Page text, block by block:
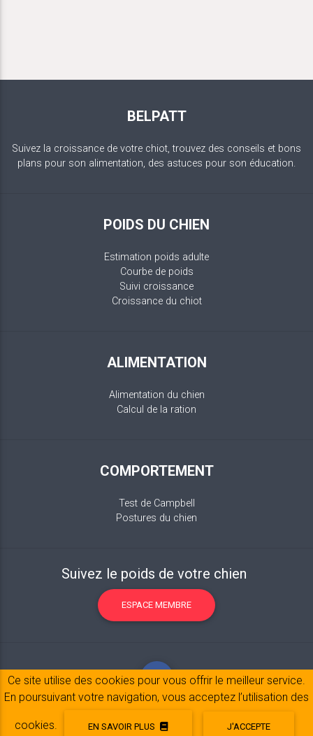
BELPATT
Suivez la croissance de votre chiot, trouvez des conseils et bons
plans pour son alimentation, des astuces pour son éducation.
POIDS DU CHIEN
Estimation poids adulte
Courbe de poids
Suivi croissance
Croissance du chiot
ALIMENTATION
Alimentation du chien
Calcul de la ration
COMPORTEMENT
Test de Campbell
Postures du chien
Suivez le poids de votre chien
ESPACE MEMBRE
Mentions légales© 2017-2020 Copyright:belpatt.fr
Ce site utilise des cookies pour vous offrir le meilleur service.
En poursuivant votre navigation, vous acceptez l’utilisation des
cookies. EN SAVOIR PLUS J'ACCEPTE